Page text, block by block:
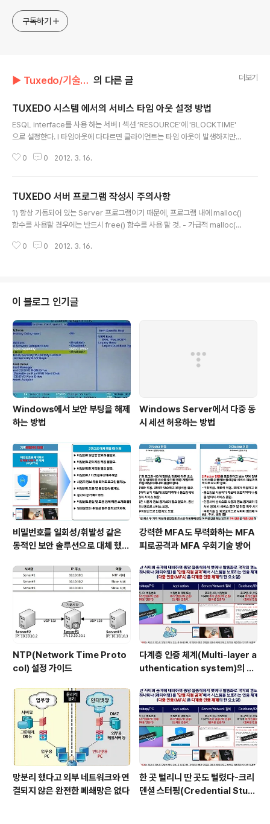
구독하기
▶ Tuxedo/기술자료 의 다른 글 더보기
TUXEDO 시스템 에서의 서비스 타임 아웃 설정 방법
ESQL interface를 사용 하는 서버 l 섹션 ‘RESOURCE’에 'BLOCKTIME'
으로 설정한다. l 타임아웃에 다다르면 클라이언트는 타임 아웃이 발생하지만
E’에 'BLOCKTIME' 으로 설정한 시간에 이르면 클라이언트는 타임 아웃이 발
0 0 2012. 3. 16.
TUXEDO 서버 프로그램 작성시 주의사항
1) 항상 기동되어 있는 Server 프로그램이기 때문에, 프로그램 내에 malloc()
함수를 사용할 경우에는 반드시 free() 함수를 사용 할 것. - 가급적 malloc()
부적으로 malloc() 함수를 사용하고free() 함수를 사용하지 않으므로 사용..
0 0 2012. 3. 16.
이 블로그 인기글
Windows에서 보안 부팅을 해제
하는 방법
Windows Server에서 다중 동
시 세션 허용하는 방법
비밀번호를 일회성/휘발성 같은
동적인 보안 솔루션으로 대체 했을
강력한 MFA도 무력화하는 MFA
피로공격과 MFA 우회기술 방어
NTP(Network Time Proto
col) 설정 가이드
다계층 인증 체계(Multi-layer a
uthentication system)의 특
망분리 했다고 외부 네트워크와 연
결되지 않은 완전한 폐쇄망은 없다
한 곳 털리니 딴 곳도 털렸다-크리
덴셜 스터핑(Credential Stuff